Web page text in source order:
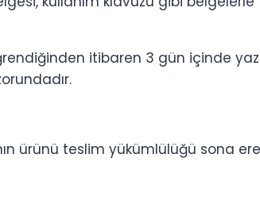
itibaren 3 gün içinde
ürünü teslim yükümlülüğü sona